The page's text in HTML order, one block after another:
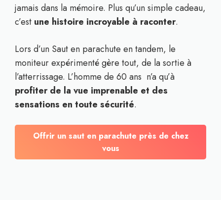
jamais dans la mémoire. Plus qu’un simple cadeau,
c’est une histoire incroyable à raconter.
Lors d’un Saut en parachute en tandem, le
moniteur expérimenté gère tout, de la sortie à
l’atterrissage. L’homme de 60 ans n’a qu’à
profiter de la vue imprenable et des
sensations en toute sécurité.
Offrir un saut en parachute près de chez
vous